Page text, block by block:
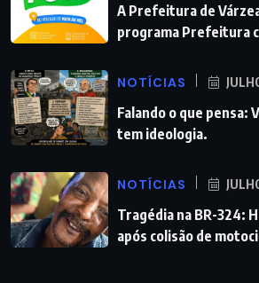
A Prefeitura de
programa Prefeitura
NOTÍCIAS
Falando o que pensa:
tem ideologia.
NOTÍCIAS
Tragédia na BR-324:
após colisão de